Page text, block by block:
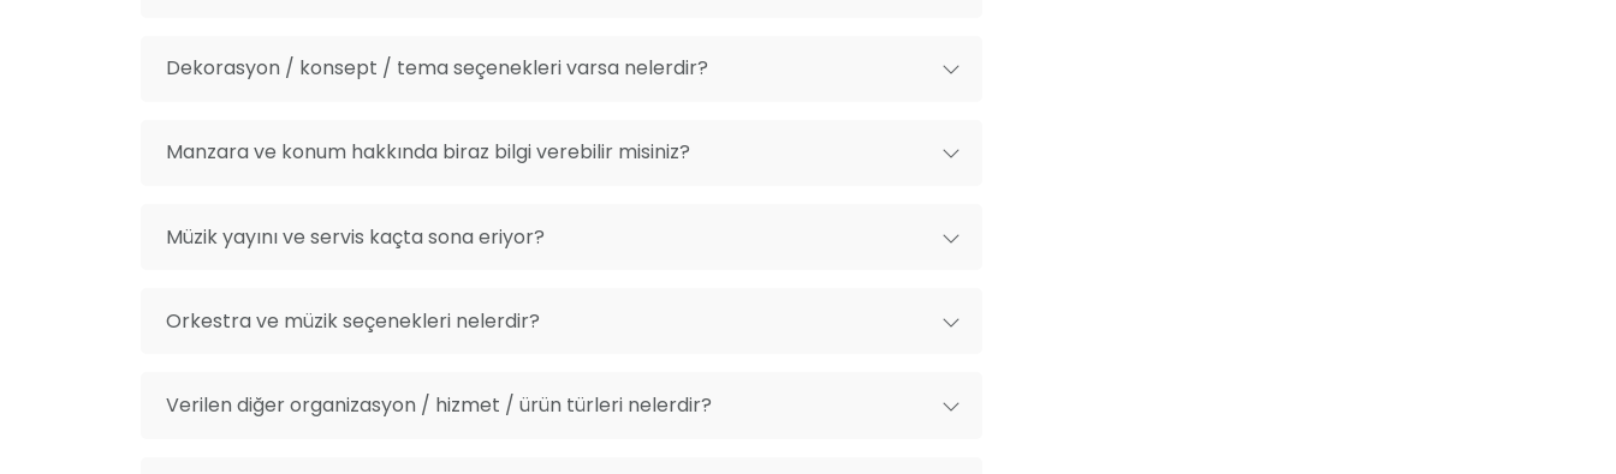
Dekorasyon / konsept / tema seçenekleri varsa nelerdir?
Manzara ve konum hakkında biraz bilgi verebilir misiniz?
Müzik yayını ve servis kaçta sona eriyor?
Orkestra ve müzik seçenekleri nelerdir?
Verilen diğer organizasyon / hizmet / ürün türleri nelerdir?